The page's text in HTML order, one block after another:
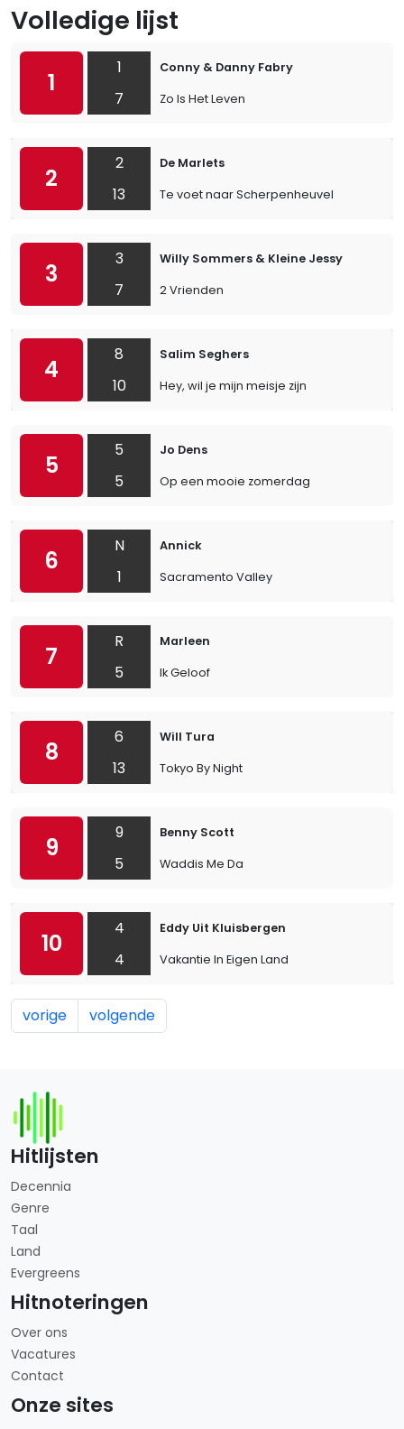
Volledige lijst
1
1
7
Conny & Danny Fabry
Zo Is Het Leven
2
2
13
De Marlets
Te voet naar Scherpenheuvel
3
3
7
Willy Sommers & Kleine Jessy
2 Vrienden
4
8
10
Salim Seghers
Hey, wil je mijn meisje zijn
5
5
5
Jo Dens
Op een mooie zomerdag
6
N
1
Annick
Sacramento Valley
7
R
5
Marleen
Ik Geloof
8
6
13
Will Tura
Tokyo By Night
9
9
5
Benny Scott
Waddis Me Da
10
4
4
Eddy Uit Kluisbergen
Vakantie In Eigen Land
vorige volgende
Hitlijsten
Decennia
Genre
Taal
Land
Evergreens
Hitnoteringen
Over ons
Vacatures
Contact
Onze sites